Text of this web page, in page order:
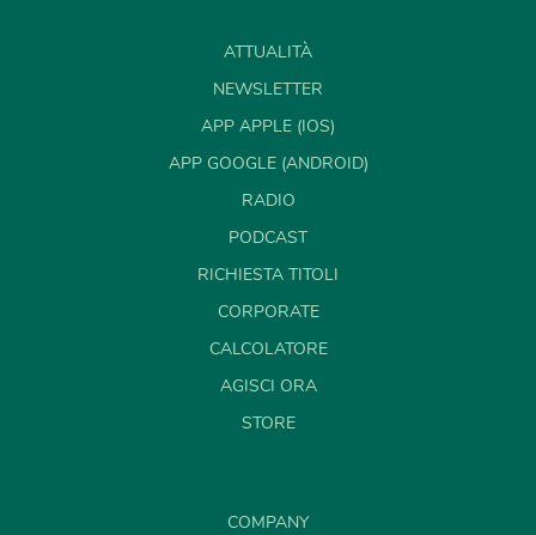
ATTUALITÀ
NEWSLETTER
APP APPLE (IOS)
APP GOOGLE (ANDROID)
RADIO
PODCAST
RICHIESTA TITOLI
CORPORATE
CALCOLATORE
AGISCI ORA
STORE
COMPANY